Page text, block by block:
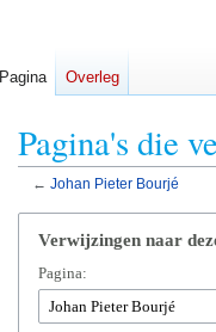
Pagina's die
← Johan Pieter Bourjé
navigatie
springen
zoeken
springen
Verwijzingen naar
Pagina:
Pagina Overleg